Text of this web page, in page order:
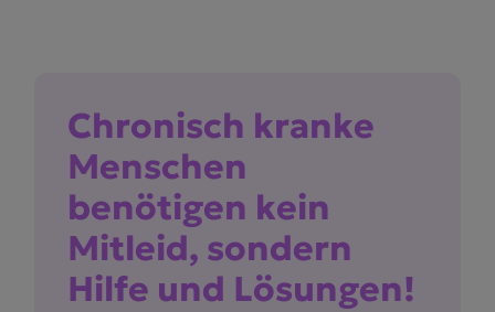
Chronisch kranke
Menschen
benötigen kein
Mitleid, sondern
Hilfe und Lösungen!